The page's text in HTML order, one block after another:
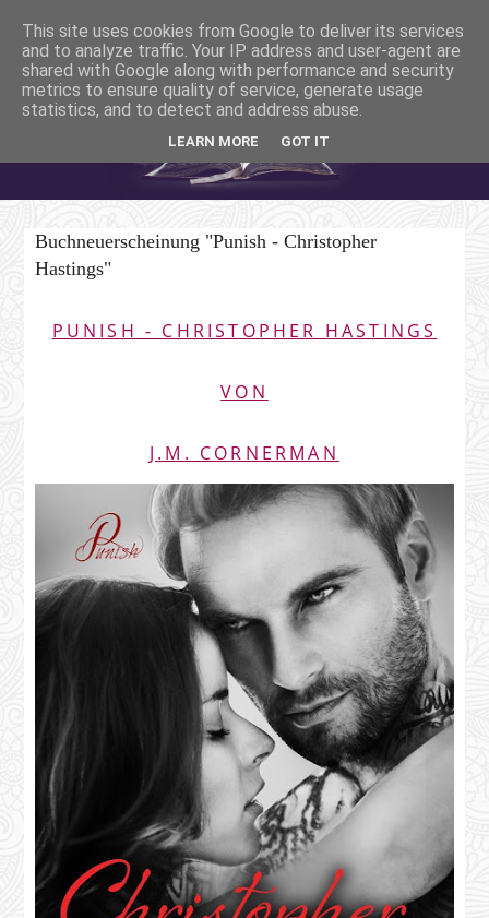
Buchneuerscheinung "Punish - Christopher
Hastings"
PUNISH - CHRISTOPHER HASTINGS
VON
J.M. CORNERMAN
This site uses cookies from Google to deliver its services
and to analyze traffic. Your IP address and user-agent are
shared with Google along with performance and security
metrics to ensure quality of service, generate usage
statistics, and to detect and address abuse.
LEARN MORE GOT IT